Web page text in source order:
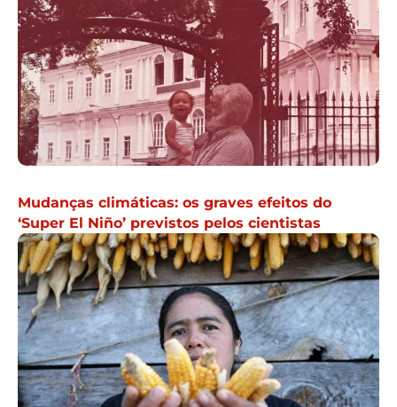
Mudanças climáticas: os graves efeitos do
‘Super El Niño’ previstos pelos cientistas